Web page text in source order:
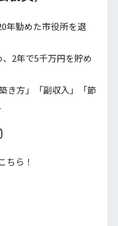
年勤めた市役所を退
2年で5千万円を貯め
き方」「副収入」「節
ちら！